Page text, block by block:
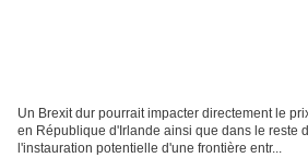
Un Brexit dur pourrait impacter directement le
en République d'Irlande ainsi que dans le reste
l'instauration potentielle d'une frontière entr...